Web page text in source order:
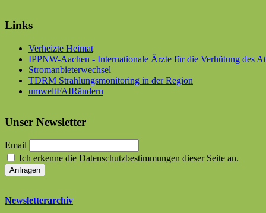
Links
Verheizte Heimat
IPPNW-Aachen - Internationale Ärzte für die Verhütung des
Stromanbieterwechsel
TDRM Strahlungsmonitoring in der Region
umweltFAIRändern
Unser Newsletter
Email
Ich erkenne die Datenschutzbestimmungen dieser Seite an.
Newsletterarchiv